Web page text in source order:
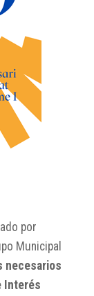
por
Municipal
necesarios
Interés